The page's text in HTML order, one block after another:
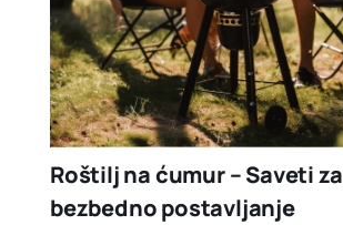
Roštilj na ćumur – Saveti za
bezbedno postavljanje